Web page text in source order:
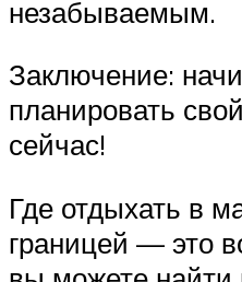
незабываемым.
Заключение:
планировать
сейчас!
Где отдыхать в
границей — это